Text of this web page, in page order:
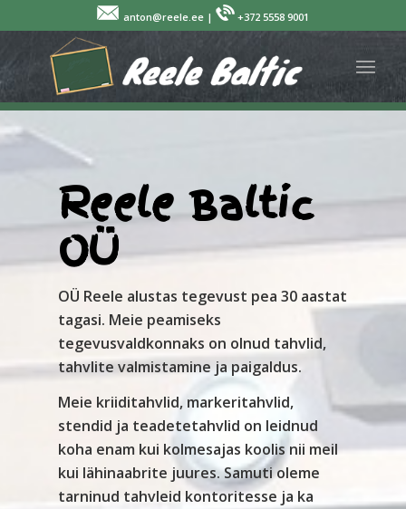
anton@reele.ee | +372 5558 9001
Reele Baltic
OÜ
OÜ Reele alustas tegevust pea 30 aastat
tagasi. Meie peamiseks
tegevusvaldkonnaks on olnud tahvlid,
tahvlite valmistamine ja paigaldus.
Meie kriiditahvlid, markeritahvlid,
stendid ja teadetetahvlid on leidnud
koha enam kui kolmesajas koolis nii meil
kui lähinaabrite juures. Samuti oleme
tarninud tahvleid kontoritesse ja ka